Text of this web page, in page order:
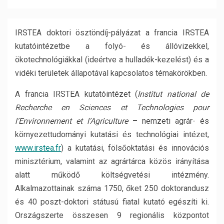
IRSTEA doktori ösztöndíj-pályázat a francia IRSTEA
kutatóintézetbe a folyó- és állóvizekkel,
ökotechnológiákkal (ideértve a hulladék-kezelést) és a
vidéki területek állapotával kapcsolatos témakörökben.
A francia IRSTEA kutatóintézet (Institut national de
Recherche en Sciences et Technologies pour
l’Environnement et l’Agriculture– nemzeti agrár- és
környezettudományi kutatási és technológiai intézet,
www.irstea.fr) a kutatási, fölsőoktatási és innovációs
minisztérium, valamint az agrártárca közös irányítása
alatt működő költségvetési intézmény.
Alkalmazottainak száma 1750, őket 250 doktorandusz
és 40 poszt-doktori státusú fiatal kutató egészíti ki.
Országszerte összesen 9 regionális központot